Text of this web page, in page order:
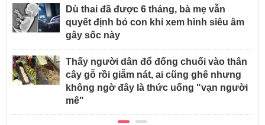
Dù thai đã được 6 tháng, bà mẹ vẫn
quyết định bỏ con khi xem hình siêu âm
gây sốc này
Thấy người dân đổ đống chuối vào thân
cây gỗ rồi giẫm nát, ai cũng ghê nhưng
không ngờ đây là thức uống "vạn người
mê"